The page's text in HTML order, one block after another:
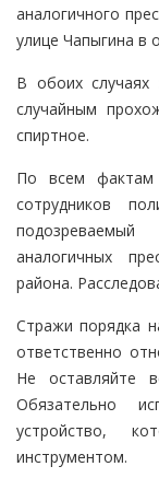
аналогичного
улице Чапыгина в
В обоих случаях
случайным
спиртное.
По всем фактам
сотрудников
аналогичных
района.
Стражи порядка
ответственно
Не оставляйте
Обязательно
устройство,
инструментом.